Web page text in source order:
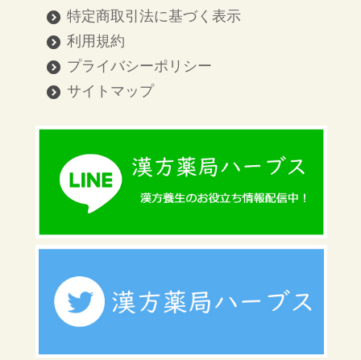
特定商取引法に基づく表示
利用規約
プライバシーポリシー
サイトマップ